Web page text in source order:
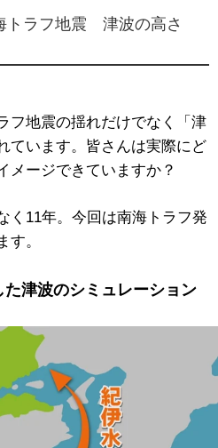
トラフ地震 津波の高さ
フ地震の揺れだけでなく「津
ています。皆さんは実際にど
メージできていますか？
11年。今回は南海トラフ発
す。
津波のシミュレーション